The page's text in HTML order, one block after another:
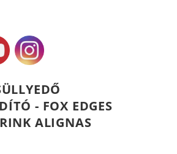
- FOX EDGES
ALIGNAS